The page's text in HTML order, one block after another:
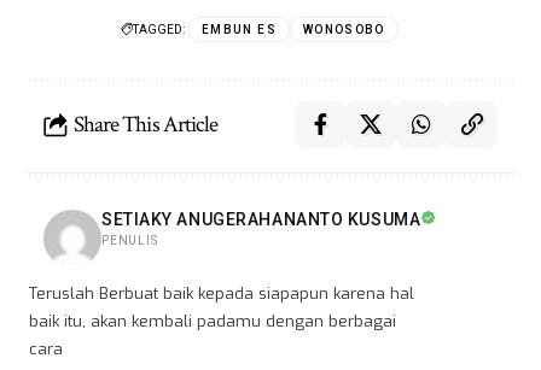
TAGGED: EMBUN ES WONOSOBO
Share This Article
SETIAKY ANUGERAHANANTO KUSUMA
PENULIS
Teruslah Berbuat baik kepada siapapun karena hal
baik itu, akan kembali padamu dengan berbagai
cara